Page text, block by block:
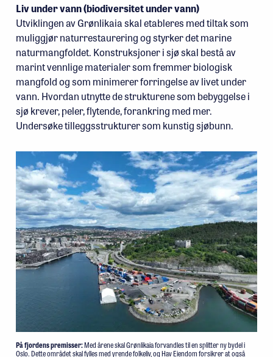
Liv under vann (biodiversitet under vann)
Utviklingen av Grønlikaia skal etableres med tiltak som
muliggjør naturrestaurering og styrker det marine
naturmangfoldet. Konstruksjoner i sjø skal bestå av
marint vennlige materialer som fremmer biologisk
mangfold og som minimerer forringelse av livet under
vann. Hvordan utnytte de strukturene som bebyggelse i
sjø krever, peler, flytende, forankring med mer.
Undersøke tilleggsstrukturer som kunstig sjøbunn.
På fjordens premisser:Med årene skal Grønlikaia forvandles til en splitter ny bydel i
Oslo. Dette området skal fylles med yrende folkeliv, og Hav Eiendom forsikrer at også